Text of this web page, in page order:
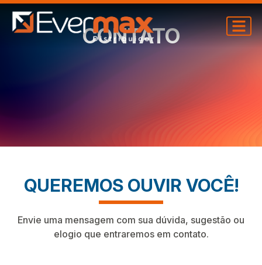
CONTATO
QUEREMOS OUVIR VOCÊ!
Envie uma mensagem com sua dúvida, sugestão ou
elogio que entraremos em contato.